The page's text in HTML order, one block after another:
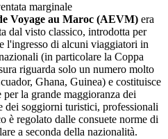
marginale
Voyage au Maroc (AEVM) era
dal visto classico, introdotta per
l'ingresso di alcuni viaggiatori in
(in particolare la Coppa
riguarda solo un numero molto
Ghana, Guinea) e costituisce
la grande maggioranza dei
dei soggiorni turistici, professionali
è regolato dalle consuete norme di
a seconda della nazionalità.